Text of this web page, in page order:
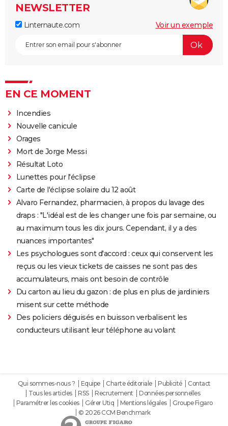
NEWSLETTER
Linternaute.com Voir un exemple
EN CE MOMENT
Incendies
Nouvelle canicule
Orages
Mort de Jorge Messi
Résultat Loto
Lunettes pour l'éclipse
Carte de l'éclipse solaire du 12 août
Alvaro Fernandez, pharmacien, à propos du lavage des
draps : "L'idéal est de les changer une fois par semaine, ou
au maximum tous les dix jours. Cependant, il y a des
nuances importantes"
Les psychologues sont d'accord : ceux qui conservent les
reçus ou les vieux tickets de caisses ne sont pas des
accumulateurs, mais ont besoin de contrôle
Du carton au lieu du gazon : de plus en plus de jardiniers
misent sur cette méthode
Des policiers déguisés en buisson verbalisent les
conducteurs utilisant leur téléphone au volant
Qui sommes-nous ? Equipe Charte éditoriale Publicité
Contact
Tous les articles
RSS Recrutement
Données personnelles
Paramétrer les cookies
Gérer Utiq Mentions légales
Groupe Figaro
© 2026 CCM Benchmark